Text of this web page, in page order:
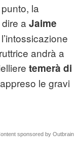
la
a Jaime
andrà a
temerà di
le gravi
sponsored by Outbrain